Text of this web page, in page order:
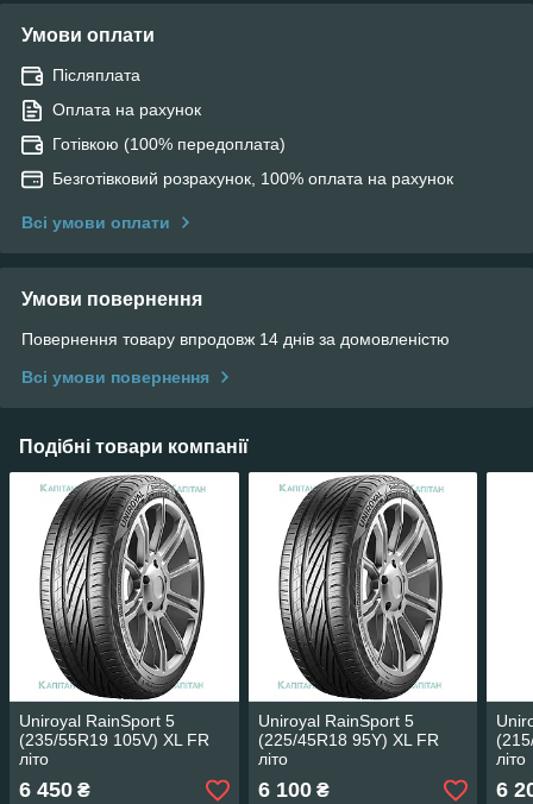
Умови оплати
Післяплата
Оплата на рахунок
Готівкою (100% передоплата)
Безготівковий розрахунок, 100% оплата на рахунок
Всі умови оплати
Умови повернення
Повернення товару впродовж 14 днів за домовленістю
Всі умови повернення
Подібні товари компанії
Uniroyal RainSport 5
(235/55R19 105V) XL FR
літо
6 450 ₴
Uniroyal RainSport 5
(225/45R18 95Y) XL FR
літо
6 100₴
літо
6